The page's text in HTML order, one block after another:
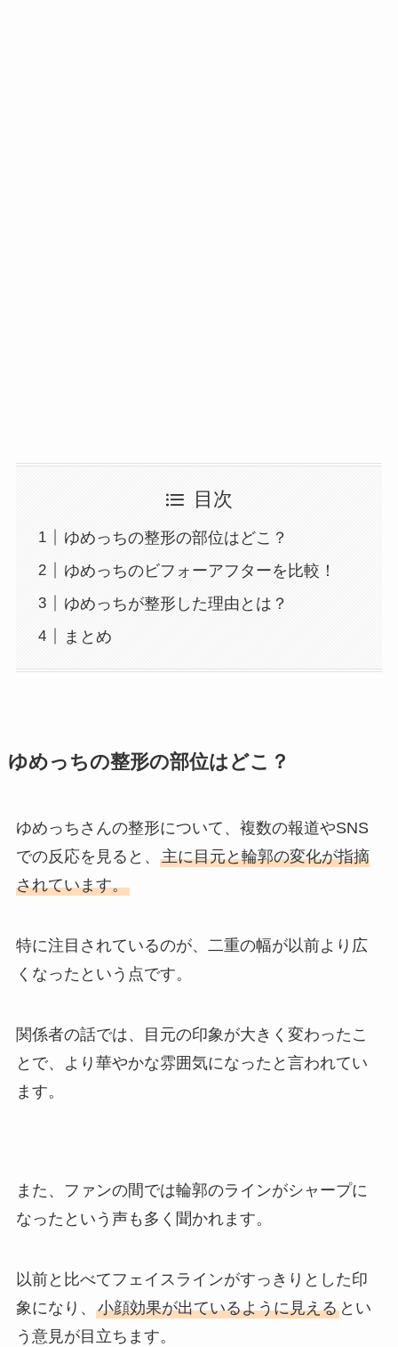
目次
ゆめっちの整形の部位はどこ？
ゆめっちのビフォーアフターを比較！
ゆめっちが整形した理由とは？
まとめ
ゆめっちの整形の部位はどこ？
ゆめっちさんの整形について、複数の報道やSNS
での反応を見ると、 主に目元と輪郭の変化が指摘
されています。
特に注目されているのが、二重の幅が以前より広
くなったという点です。
関係者の話では、目元の印象が大きく変わったこ
とで、より華やかな雰囲気になったと言われてい
ます。
また、ファンの間では輪郭のラインがシャープに
なったという声も多く聞かれます。
以前と比べてフェイスラインがすっきりとした印
象になり、 小顔効果が出ているように見えるとい
う意見が目立ちます。